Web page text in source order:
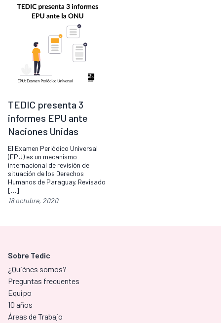
TEDIC presenta 3
informes EPU ante
Naciones Unidas
El Examen Periódico Universal
(EPU) es un mecanismo
internacional de revisión de
situación de los Derechos
Humanos de Paraguay. Revisado
[…]
18 octubre, 2020
Sobre Tedic
¿Quiénes somos?
Preguntas frecuentes
Equipo
10 años
Áreas de Trabajo